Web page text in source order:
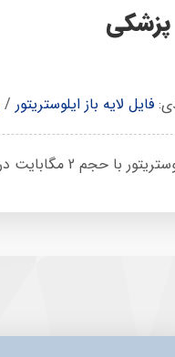
فایل لایه باز ایلوستریتور/
حجم 2 مگابایت در